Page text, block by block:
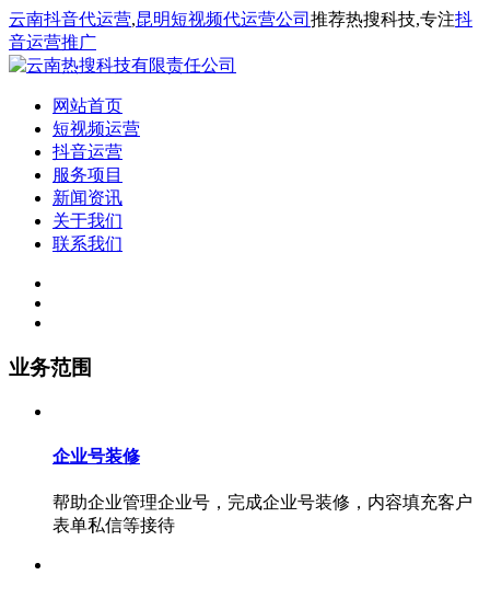
云南抖音代运营,昆明短视频代运营公司 推荐热搜科技,专注抖
音运营推广
网站首页
短视频运营
抖音运营
服务项目
新闻资讯
关于我们
联系我们
业务范围
企业号装修
帮助企业管理企业号，完成企业号装修，内容填充客户
表单私信等接待